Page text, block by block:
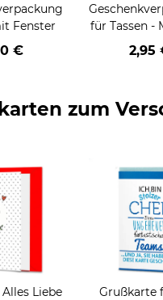
Fenster
€
für Tassen -
2,95
zum
Liebe
Grußkarte